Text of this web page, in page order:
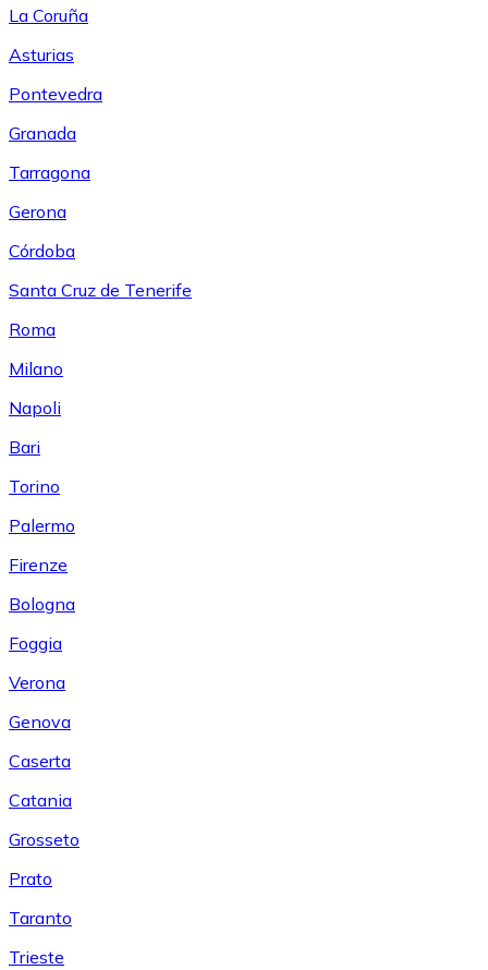
La Coruña
Asturias
Pontevedra
Granada
Tarragona
Gerona
Córdoba
Santa Cruz de Tenerife
Roma
Milano
Napoli
Bari
Torino
Palermo
Firenze
Bologna
Foggia
Verona
Genova
Caserta
Catania
Grosseto
Prato
Taranto
Trieste